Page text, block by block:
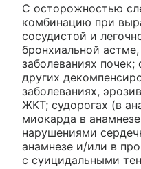
С осторожностью
комбинацию при
сосудистой и
бронхиальной
заболеваниях
других
заболеваниях,
ЖКТ; судорогах (в
миокарда в
нарушениями
анамнезе и/или в
с суицидальными